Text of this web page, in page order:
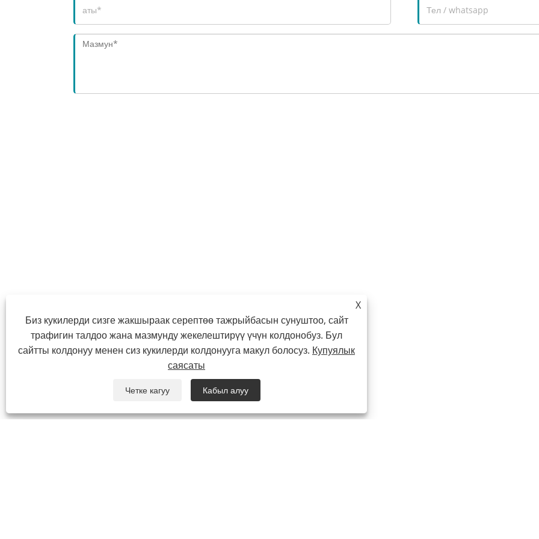
X
Биз кукилерди сизге жакшыраак серептөө тажрыйбасын сунуштоо, сайт
трафигин талдоо жана мазмунду жекелештирүү үчүн колдонобуз. Бул
сайтты колдонуу менен сиз кукилерди колдонууга макул болосуз. Купуялык
саясаты
Четке кагуу Кабыл алуу